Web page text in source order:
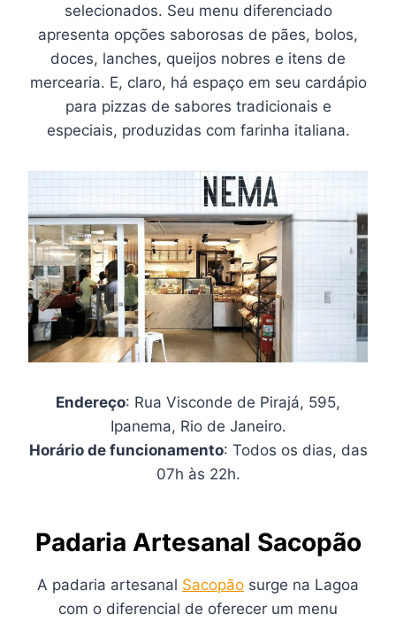
selecionados. Seu menu diferenciado
apresenta opções saborosas de pães, bolos,
doces, lanches, queijos nobres e itens de
mercearia. E, claro, há espaço em seu cardápio
para pizzas de sabores tradicionais e
especiais, produzidas com farinha italiana.
Endereço: Rua Visconde de Pirajá, 595,
Ipanema, Rio de Janeiro.
Horário de funcionamento: Todos os dias, das
07h às 22h.
Padaria Artesanal Sacopão
A padaria artesanal Sacopão surge na Lagoa
com o diferencial de oferecer um menu